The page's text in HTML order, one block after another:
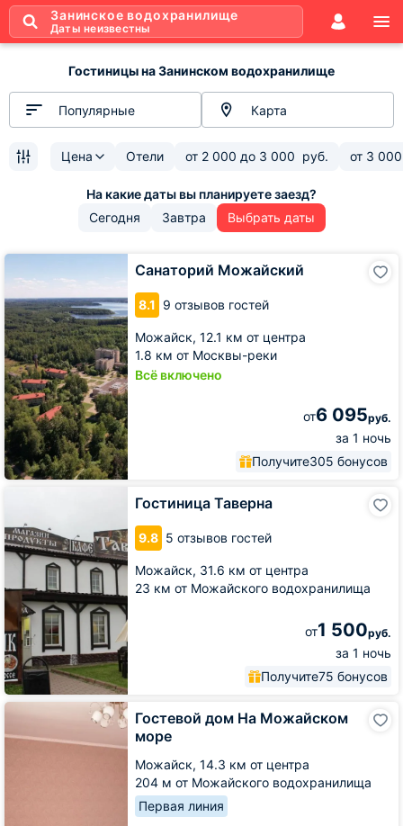
Занинское водохранилище
Даты неизвестны
Гостиницы на Занинском водохранилище
Популярные Карта
Цена Отели от 2 000 до 3 000 руб. от 3 000
Сегодня Завтра Выбрать даты
Санаторий Можайский
8.1 9 отзывов гостей
Можайск, 12.1 км от центра
1.8 км от Москвы-реки
Всё включено
от6 095руб.
за 1 ночь
Получите305 бонусов
Санаторий
Можайский
Гостиница Таверна
9.8 5 отзывов гостей
Можайск, 31.6 км от центра
23 км от Можайского водохранилища
от1 500руб.
за 1 ночь
Получите75 бонусов
Гостевой дом На Можайском
море
Можайск, 14.3 км от центра
204 м от Можайского водохранилища
Первая линия
Гостевой
На